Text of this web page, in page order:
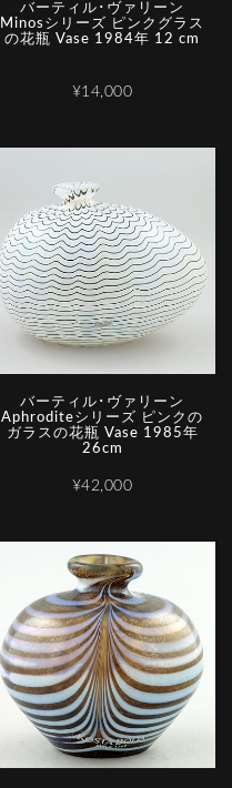
バーティル･ヴァリーン
Minosシリーズ ピンクグラス
の花瓶 Vase 1984年 12 cm
¥14,000
バーティル･ヴァリーン
Aphroditeシリーズ ピンクの
ガラスの花瓶 Vase 1985年
26cm
¥42,000